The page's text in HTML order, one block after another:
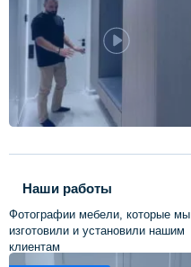
Наши работы
Фотографии мебели, которые мы
изготовили и установили нашим
клиентам